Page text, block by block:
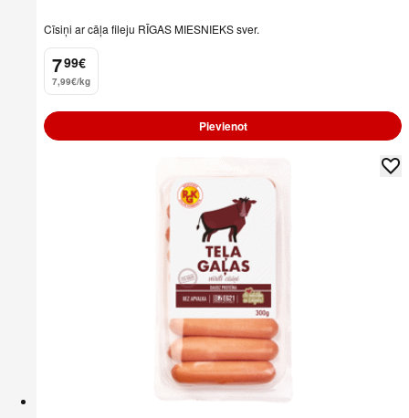
Cīsiņi ar cāļa fileju RĪGAS MIESNIEKS sver.
7
. 99€
7,99€/kg
Pievienot